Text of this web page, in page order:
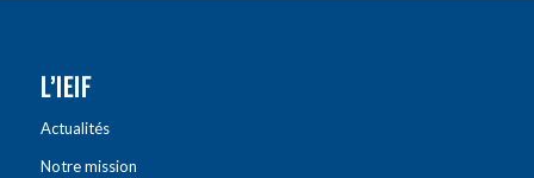
L’IEIF
Actualités
Notre mission